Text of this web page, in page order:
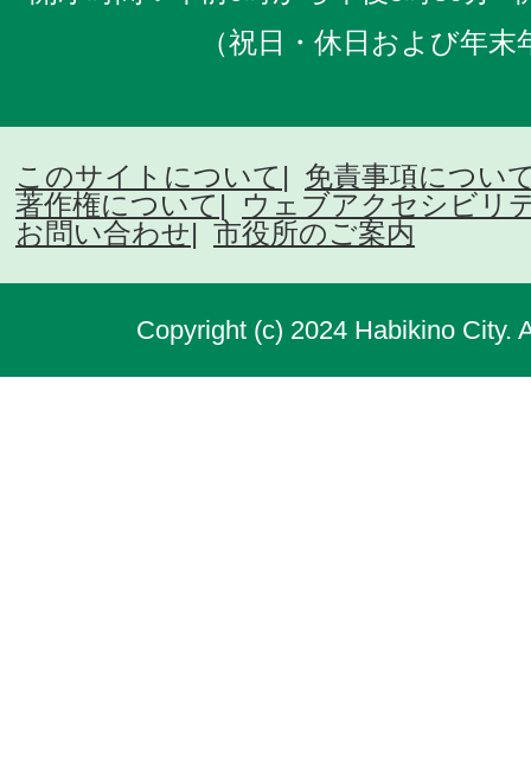
（祝日・休日および年
このサイトについて
免責事項につい
著作権について
ウェブアクセシビリ
お問い合わせ
市役所のご案内
Copyright (c) 2024 Habikino City.